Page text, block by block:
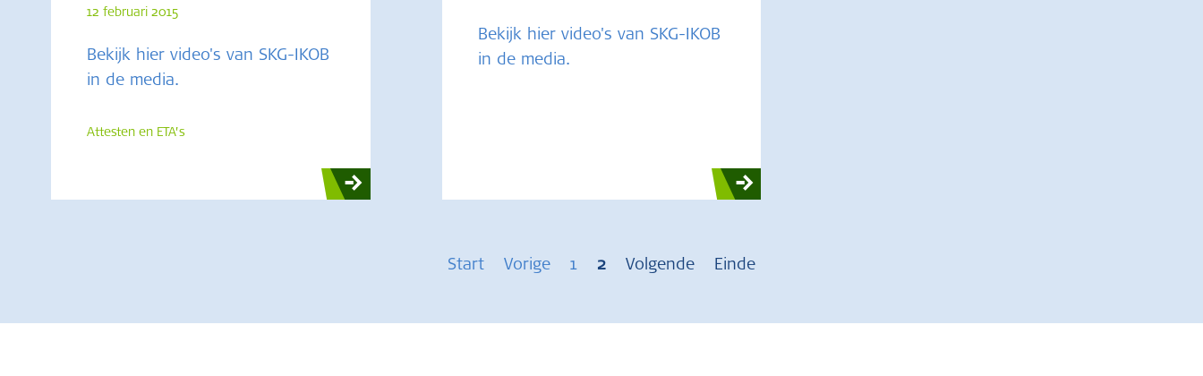
12 februari 2015
Bekijk hier video's van SKG-IKOB
in de media.
Attesten en ETA’s
Bekijk hier video's van SKG-IKOB
in de media.
Start Vorige 1 2 Volgende Einde